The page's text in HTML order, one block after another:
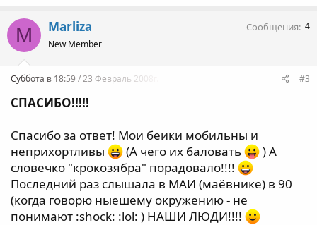
M Marliza
New Member
Сообщения 4
Суббота в 18:59 / 23 Февраль 2008г. #3
СПАСИБО!!!!!
Спасибо за ответ! Мои беики мобильны и
неприхортливы
(А чего их баловать
) А
словечко "крокозябра" порадовало!!!!
Последний раз слышала в МАИ (маёвнике) в 90
(когда говорю ныешему окружению - не
понимают :shock: :lol: ) НАШИ ЛЮДИ!!!!